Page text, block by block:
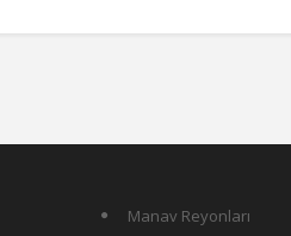
Manav Reyonları